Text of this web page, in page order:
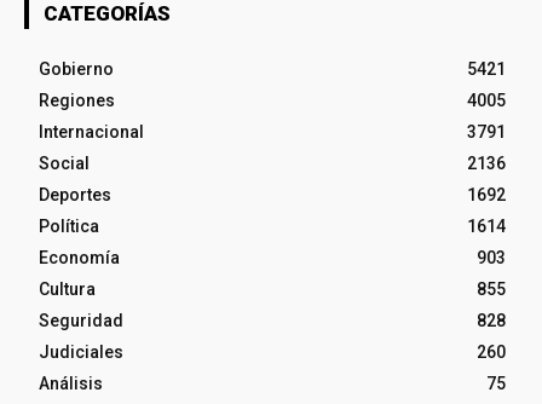
CATEGORÍAS
Gobierno
5421
Regiones
4005
Internacional
3791
Social
2136
Deportes
1692
Política
1614
Economía
903
Cultura
855
Seguridad
828
Judiciales
260
Análisis
75